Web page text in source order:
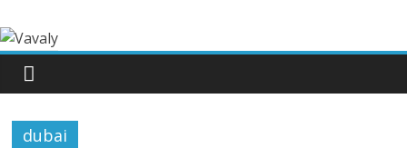
dubai